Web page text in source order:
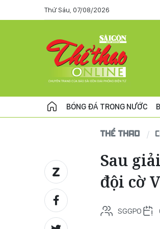
Thứ Sáu, 07/08/2026
BÓNG ĐÁ TRONG NƯỚC
THỂ THAO
Sau
đội cờ
SGGPO